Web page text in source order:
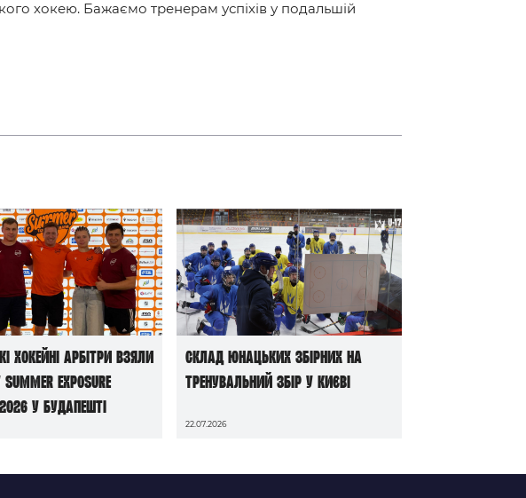
хокею. Бажаємо тренерам успіхів у подальшій
хокейні арбітри взяли
Exposure
у Будапешті
Склад юнацьких збірних на
тренувальний збір у Києві
22.07.2026